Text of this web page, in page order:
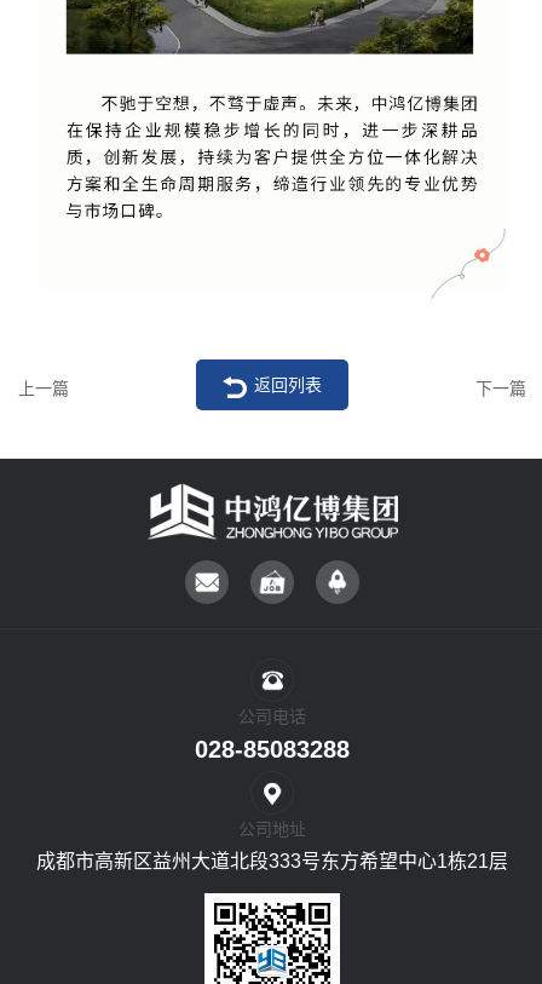
上一篇 下一篇
返回列表
公司电话
028-85083288
公司地址
成都市高新区益州大道北段333号东方希望中心1栋21层